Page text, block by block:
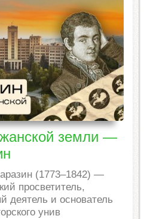
земли —
(1773–1842) —
просветитель,
деятель и основатель
унив